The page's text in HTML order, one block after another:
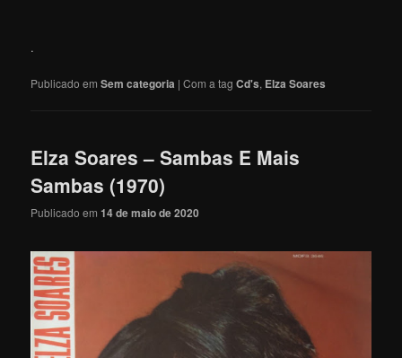
.
Publicado em Sem categoria |Com a tagCd's, Elza Soares
Elza Soares – Sambas E Mais
Sambas (1970)
Publicado em14 de maio de 2020